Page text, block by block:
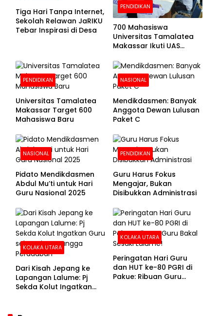
Tiga Hari Tanpa Internet,
Sekolah Relawan JaRIKU
Tebar Inspirasi di Desa
PENDIDIKAN
700 Mahasiswa
Universitas Tamalatea
Makassar Ikuti UAS
PENDIDIKAN
Universitas Tamalatea
Makassar Target 600
Mahasiswa Baru
NASIONAL
Mendikdasmen: Banyak
Anggota Dewan Lulusan
Paket C
NASIONAL
Pidato Mendikdasmen
Abdul Mu’ti untuk Hari
Guru Nasional 2025
PENDIDIKAN
Guru Harus Fokus
Mengajar, Bukan
Disibukkan Administrasi
KOLAKA UTARA
Dari Kisah Jepang ke
Lapangan Lalume: Pj
Sekda Kolut Ingatkan
KOLAKA UTARA
Peringatan Hari Guru
dan HUT ke-80 PGRI di
Pakue: Ribuan Guru